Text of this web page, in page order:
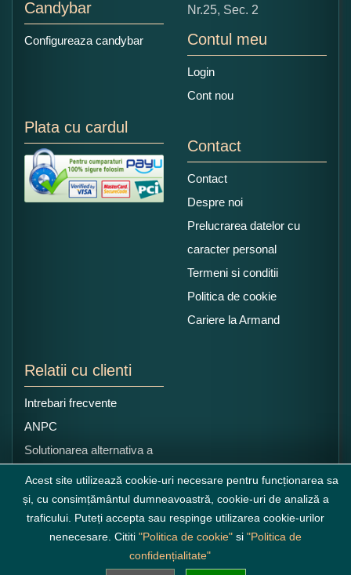
Candybar
Configureaza candybar
Nr.25, Sec. 2
Contul meu
Login
Cont nou
Plata cu cardul
Contact
Contact
Despre noi
Prelucrarea datelor cu
caracter personal
Termeni si conditii
Politica de cookie
Cariere la Armand
Relatii cu clienti
Intrebari frecvente
ANPC
Solutionarea alternativa a
litigiilor
Acest site utilizează cookie-uri necesare pentru funcționarea sa
și, cu consimțământul dumneavoastră, cookie-uri de analiză a
traficului. Puteți accepta sau respinge utilizarea cookie-urilor
nenecesare. Cititi "Politica de cookie" si "Politica de
confidențialitate"